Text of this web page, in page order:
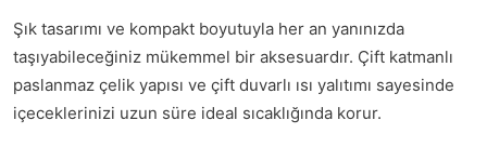
Şık tasarımı ve kompakt boyutuyla her an yanınızda
taşıyabileceğiniz mükemmel bir aksesuardır. Çift katmanlı
paslanmaz çelik yapısı ve çift duvarlı ısı yalıtımı sayesinde
içeceklerinizi uzun süre ideal sıcaklığında korur.